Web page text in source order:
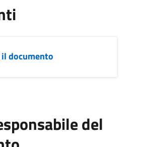
il documento
del